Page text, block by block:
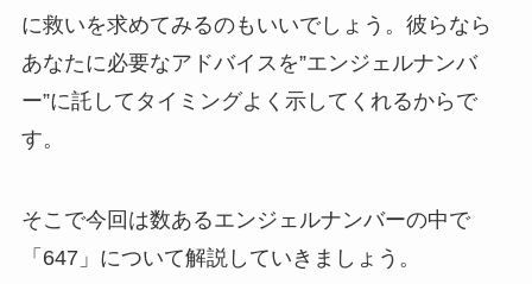
に救いを求めてみるのもいいでしょう。彼らなら
あなたに必要なアドバイスを”エンジェルナンバ
ー”に託してタイミングよく示してくれるからで
す。
そこで今回は数あるエンジェルナンバーの中で
「647」について解説していきましょう。